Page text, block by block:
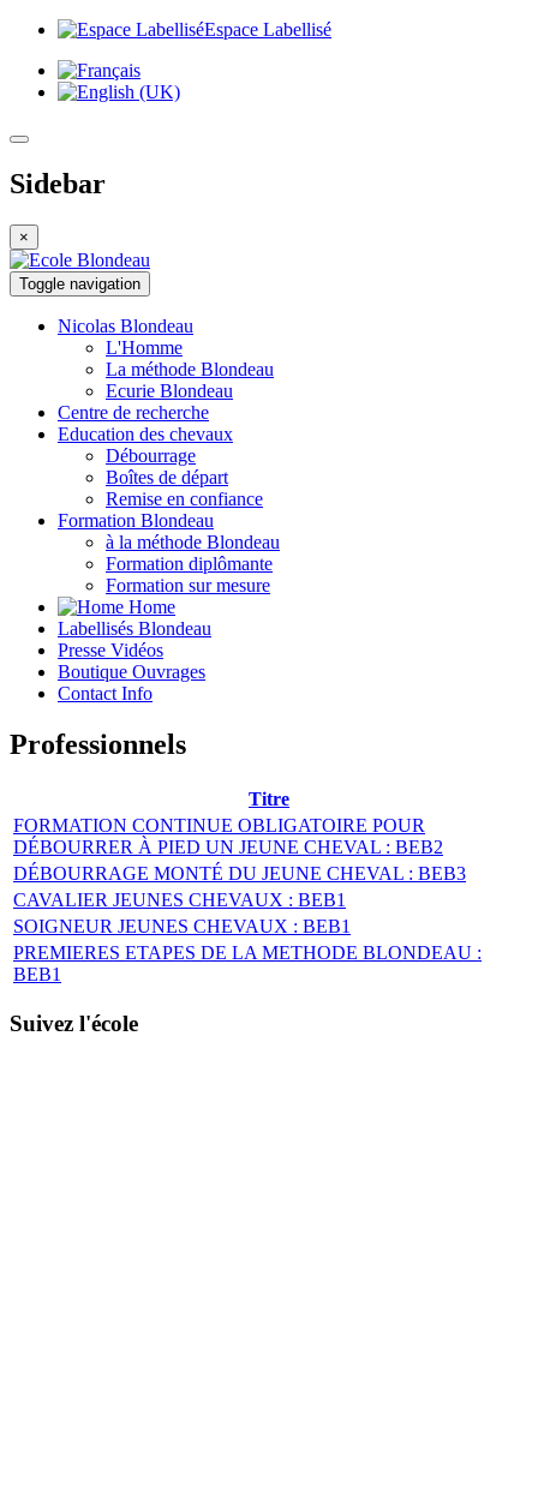
Espace Labellisé
Sidebar
×
Toggle navigation
Nicolas Blondeau
L'Homme
La méthode Blondeau
Ecurie Blondeau
Centre de recherche
Education des chevaux
Débourrage
Boîtes de départ
Remise en confiance
Formation Blondeau
à la méthode Blondeau
Formation diplômante
Formation sur mesure
Home
Labellisés Blondeau
Presse Vidéos
Boutique Ouvrages
Contact Info
Professionnels
Titre
FORMATION CONTINUE OBLIGATOIRE POUR
DÉBOURRER À PIED UN JEUNE CHEVAL : BEB2
DÉBOURRAGE MONTÉ DU JEUNE CHEVAL : BEB3
CAVALIER JEUNES CHEVAUX : BEB1
SOIGNEUR JEUNES CHEVAUX : BEB1
PREMIERES ETAPES DE LA METHODE BLONDEAU :
BEB1
Suivez l'école